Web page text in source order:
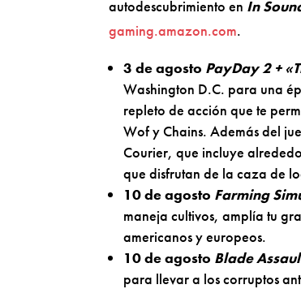
autodescubrimiento en In
gaming.amazon.com.
3 de agosto PayDay 2 +
Washington D.C. para una
repleto de acción que te
Wof y Chains. Además del
Courier, que incluye
que disfrutan de la caza de
10 de agosto Farming
maneja cultivos, amplía tu
americanos y europeos.
10 de agosto Blade
para llevar a los corruptos